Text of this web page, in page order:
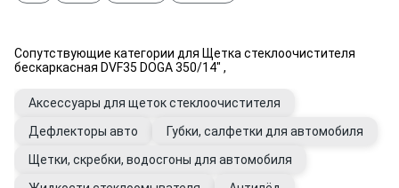
Сопутствующие категории для Щетка стеклоочистителя
бескаркасная DVF35 DOGA 350/14" ,
Аксессуары для щеток стеклоочистителя
Дефлекторы авто
Губки, салфетки для автомобиля
Щетки, скребки, водосгоны для автомобиля